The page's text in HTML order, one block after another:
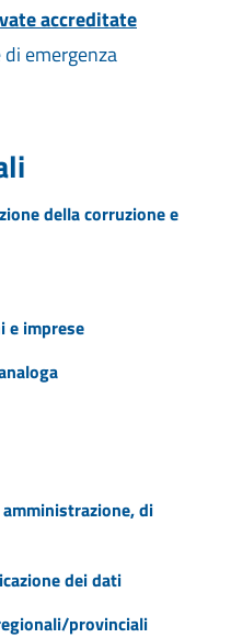
accreditate
emergenza
della corruzione e
e imprese
di
dei dati
provinciali